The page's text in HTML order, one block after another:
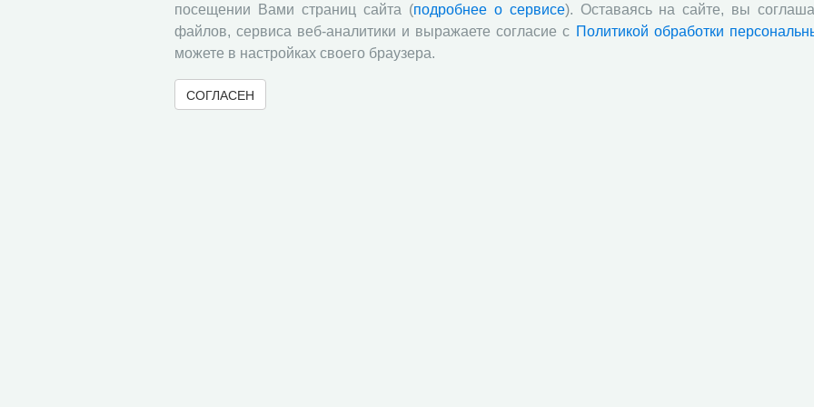
посещении Вами страниц сайта (подробнее о сервисе). Оставаясь на сайте, вы
файлов, сервиса веб-аналитики и выражаете согласие с Политикой обработки
можете в настройках своего браузера.
СОГЛАСЕН